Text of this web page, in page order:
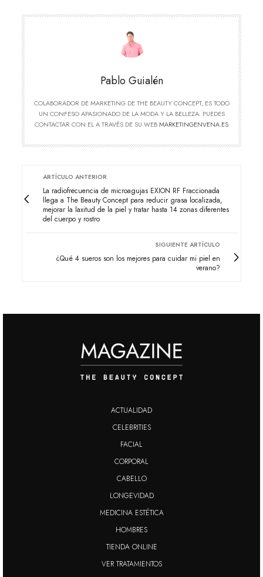
Pablo Guialén
COLABORADOR DE MARKETING DE THE BEAUTY CONCEPT, ES TODO
UN CONFESO APASIONADO DE LA MODA Y LA BELLEZA. PUEDES
CONTACTAR CON EL A TRAVÉS DE SU WEBMARKETINGENVENA.ES
ARTÍCULO ANTERIOR
La radiofrecuencia de microagujas EXION RF Fraccionada
llega a The Beauty Concept para reducir grasa localizada,
mejorar la laxitud de la piel y tratar hasta 14 zonas diferentes
del cuerpo y rostro
SIGUIENTE ARTÍCULO
¿Qué 4 sueros son los mejores para cuidar mi piel en
verano?
ACTUALIDAD
CELEBRITIES
FACIAL
CORPORAL
CABELLO
LONGEVIDAD
MEDICINA ESTÉTICA
HOMBRES
TIENDA ONLINE
VER TRATAMIENTOS